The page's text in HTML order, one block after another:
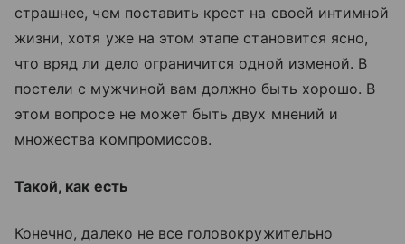
страшнее, чем поставить крест на своей интимной
жизни, хотя уже на этом этапе становится ясно,
что вряд ли дело ограничится одной изменой. В
постели с мужчиной вам должно быть хорошо. В
этом вопросе не может быть двух мнений и
множества компромиссов.
Такой, как есть
Конечно, далеко не все головокружительно